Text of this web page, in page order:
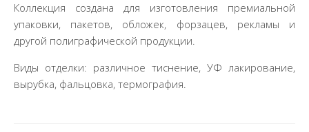
Коллекция создана для изготовления премиальной
упаковки, пакетов, обложек, форзацев, рекламы и
другой полиграфической продукции.
Виды отделки: различное тиснение, УФ лакирование,
вырубка, фальцовка, термография.